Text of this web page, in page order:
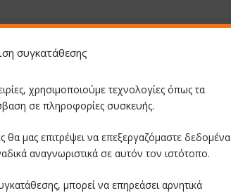
συγκατάθεσης
χρησιμοποιούμε τεχνολογίες όπως τα
σε πληροφορίες συσκευής.
θα μας επιτρέψει να επεξεργαζόμαστε δεδομένα
αναγνωριστικά σε αυτόν τον ιστότοπο.
μπορεί να επηρεάσει αρνητικά